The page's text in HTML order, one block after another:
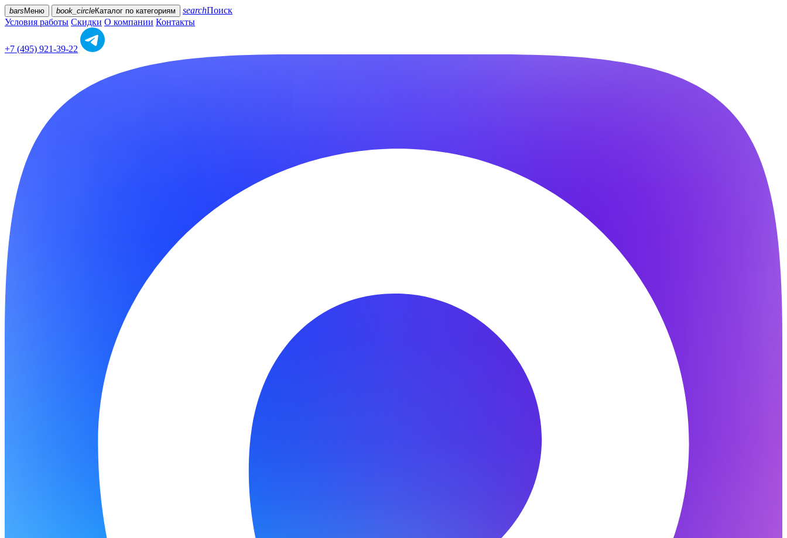
bars Меню book_circleКаталог по категориям searchПоиск
Условия работы Скидки О компании Контакты
+7 (495) 921-39-22